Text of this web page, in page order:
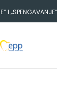
EURA IZ
ODGOVORNOST
KADROVI